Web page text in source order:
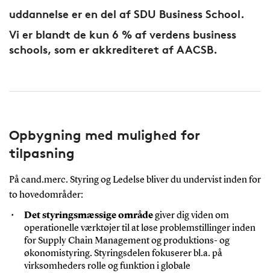
uddannelse er en del af SDU Business School.
Vi er blandt de kun 6 % af verdens business
schools, som er akkrediteret af AACSB.
Opbygning med mulighed for
tilpasning
På cand.merc. Styring og Ledelse bliver du undervist inden for
to hovedområder:
Det styringsmæssige områdegiver dig viden om
operationelle værktøjer til at løse problemstillinger inden
for Supply Chain Management og produktions- og
økonomistyring. Styringsdelen fokuserer bl.a. på
virksomheders rolle og funktion i globale